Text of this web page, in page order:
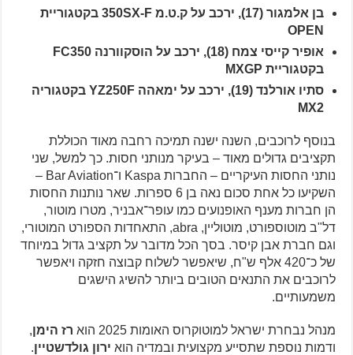
בן אלמגור (17), ירכב על ק.ט.מ 350SX-F בקטגוריית
OPEN
אופיר קייסי צמח (18), ירכב על הוסקוורנה FC350
בקטגוריית MXGP
סתיו אורלנד (19), ירכב על ימאהה YZ250F בקטגוריה
MX2
בנוסף לרוכבים, השנה ישנה תמיכה רחבה מאוד הכוללת
תקציבים גדולים מאוד – בעיקר מנותני חסות. כך למשל, שני
נותני החסות העיקריים – החברות Kaspa ו־Bar Aviation –
השקיעו כל אחת סכום נאה בן 6 ספרות. שאר נותנות החסות
הן חברות מענף האופנועים כמו עופר־אבניר, מטרו מוטור,
דל"ב מוטוספורט, מוטוליין, abra, התאחדות הספורט המוטורי,
וגם חברת אבן קיסר. בסך הכל מדובר על תקציב גדול במיוחד
של כ־420 אלף ש"ח, שיאפשר לשלוח קבוצה חזקה ויאפשר
לרוכבים את התנאים הטובים ביותר להשיג הישגים
משמעותיים.
מנהל נבחרת ישראל למוטוקרוס האומות 2025 הוא רז הימן,
ודמות נוספת שתסייע מקצועית ובמדיה הוא ירון גולדשטיין.